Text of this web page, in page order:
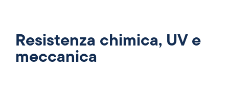
Resistenza chimica, UV e
meccanica